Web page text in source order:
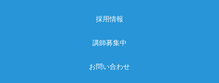
採用情報
講師募集中
お問い合わせ